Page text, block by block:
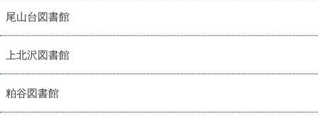
尾山台図書館
上北沢図書館
粕谷図書館